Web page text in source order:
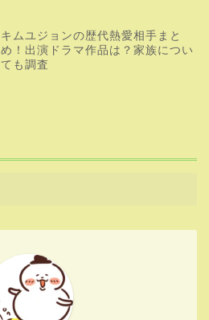
キムユジョンの歴代熱愛相手まと
め！出演ドラマ作品は？家族につい
ても調査